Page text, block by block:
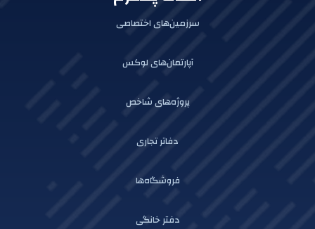
سرزمین‌های اختصاصی
آپارتمان‌های لوکس
پروژه‌های شاخص
دفاتر تجاری
فروشگاه‌ها
دفتر خانگی